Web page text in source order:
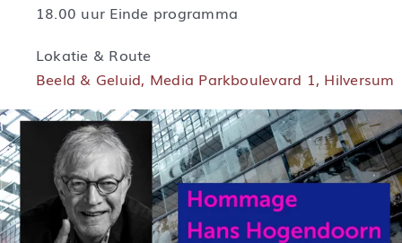
18.00 uur Einde programma
Lokatie & Route
Beeld & Geluid, Media Parkboulevard 1, Hilversum